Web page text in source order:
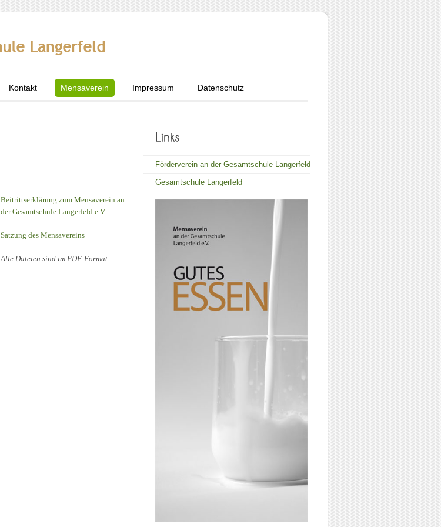
Kontakt Mensaverein Impressum Datenschutz
Beitrittserklärung zum Mensaverein an
der Gesamtschule Langerfeld e.V.
Satzung des Mensavereins
Alle Dateien sind im PDF-Format.
Förderverein an der Gesamtschule Langerfeld
Gesamtschule Langerfeld